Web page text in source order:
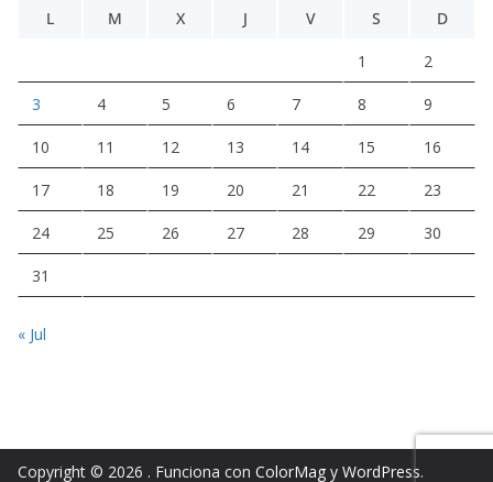
L
M X J V S D
1 2
3 4 5 6 7 8 9
10 11 12 13 14 15 16
17 18 19 20 21 22 23
24 25 26 27 28 29 30
31
« Jul
Copyright © 2026 . Funciona con ColorMag y WordPress.